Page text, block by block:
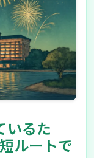
いるた
ルートで